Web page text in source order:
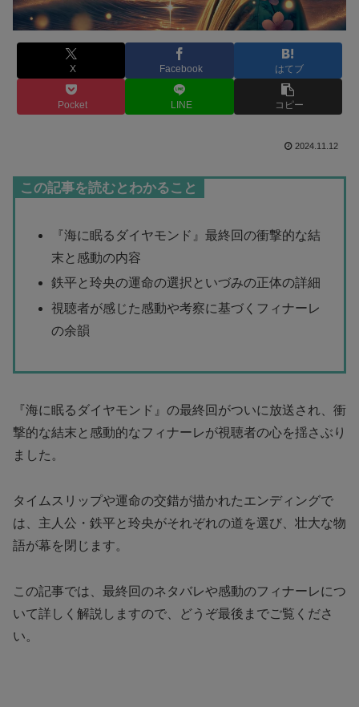
X Facebook はてブ
Pocket LINE コピー
2024.11.12
この記事を読むとわかること
『海に眠るダイヤモンド』最終回の衝撃的な結
末と感動の内容
鉄平と玲央の運命の選択といづみの正体の詳細
視聴者が感じた感動や考察に基づくフィナーレ
の余韻
『海に眠るダイヤモンド』の最終回がついに放送され、衝
撃的な結末と感動的なフィナーレが視聴者の心を揺さぶり
ました。
タイムスリップや運命の交錯が描かれたエンディングで
は、主人公・鉄平と玲央がそれぞれの道を選び、壮大な物
語が幕を閉じます。
この記事では、最終回のネタバレや感動のフィナーレにつ
いて詳しく解説しますので、どうぞ最後までご覧くださ
い。